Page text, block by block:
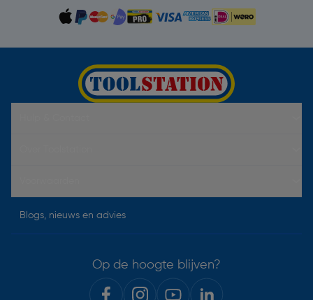
Blogs, nieuws en advies
Op de hoogte blijven?